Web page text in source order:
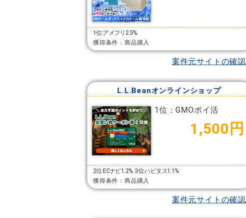
1位:アメフリ2.5%
獲得条件：商品購入
案件元サイトの確認
L.L.Beanオンラインショップ
1位：GMOポイ活
1,500円
2位:ECナビ1.2% 3位:ハピタス1.1%
獲得条件：商品購入
案件元サイトの確認